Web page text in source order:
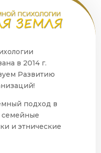
в 2014 г.
Развитию
подход в
семейные
и этнические